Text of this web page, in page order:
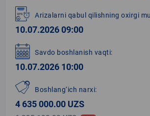
1
of
8
Arizalarni qabul qilishning oxirgi
10.07.2026 09:00
Savdo boshlanish vaqti:
10.07.2026 10:00
Boshlang‘ich narxi:
4 635 000.00 UZS